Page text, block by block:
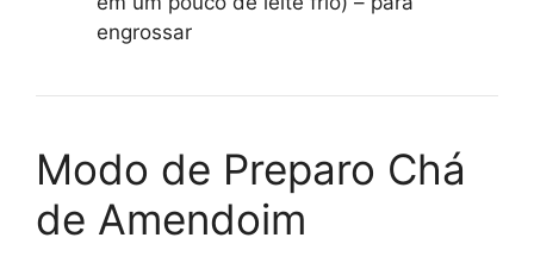
engrossar
Modo de Preparo Chá
de Amendoim